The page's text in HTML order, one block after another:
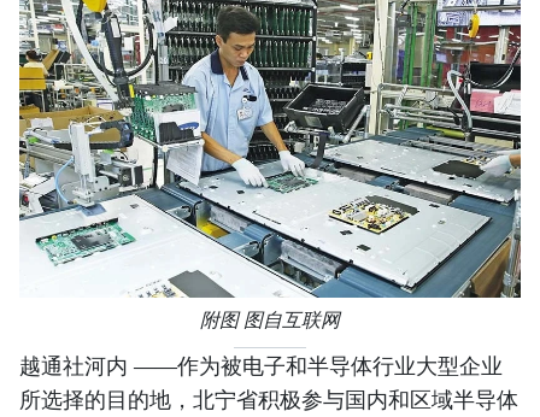
附图 图自互联网
越通社河内 ——作为被电子和半导体行业大型企业
所选择的目的地，北宁省积极参与国内和区域半导体